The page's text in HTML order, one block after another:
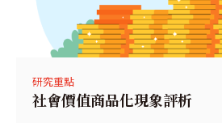
研究重點
社會價值商品化現象評析